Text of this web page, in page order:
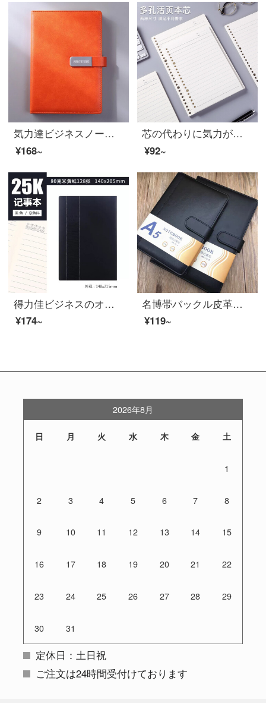
気力達ビジネスノート文房具カスタマイズA 5磁気ボタンロゴマークノートB 5事務用品会議作業日記帳オレンジ色MA-488 B 5
¥168~
芯の代わりに気力があります。A 5/B 5の街路紙の横線の20穴/26のノートパソコンの代わりに芯が80グラムあります。
¥92~
得力佳ビジネスのオフィスカバーのメモ帳簡単復古A 5/16 KPUノートの128枚/256ページA 5/25 Kブラック
¥174~
名博帯バックル皮革本ビジネスノート事務所厚い手帳132枚日記本事務用品黒25-6 A 5/25 K
¥119~
2026年8月
日 月 火 水 木 金 土
1
2 3 4 5 6 7 8
9 10 11 12 13 14 15
16 17 18 19 20 21 22
23 24 25 26 27 28 29
30 31
定休日：土日祝
ご注文は24時間受付けております